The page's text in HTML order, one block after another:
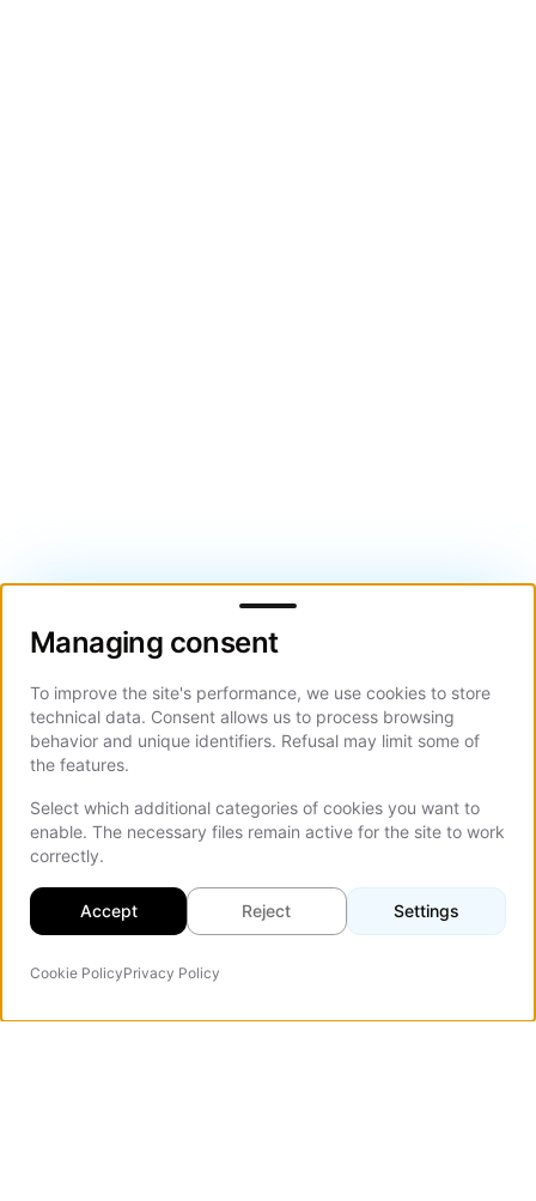
Managing consent
Managing consent
To improve the site's performance, we use cookies to store
technical data. Consent allows us to process browsing
behavior and unique identifiers. Refusal may limit some of
the features.
Select which additional categories of cookies you want to
enable. The necessary files remain active for the site to work
correctly.
Accept Reject Settings
Cookie PolicyPrivacy Policy